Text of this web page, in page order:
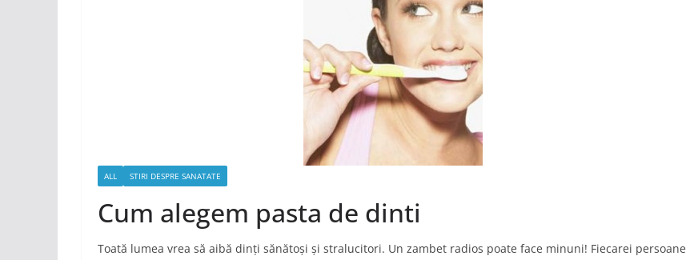
ALL STIRI DESPRE SANATATE
Cum alegem pasta de dinti
Toată lumea vrea să aibă dinți sănătoși și stralucitori. Un zambet radios poate face minuni! Fiecarei persoane